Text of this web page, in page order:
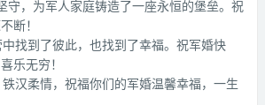
守，为军人家庭铸造了一座永恒的堡垒。祝
断！
找到了彼此，也找到了幸福。祝军婚快
乐无穷！
汉柔情，祝福你们的军婚温馨幸福，一生